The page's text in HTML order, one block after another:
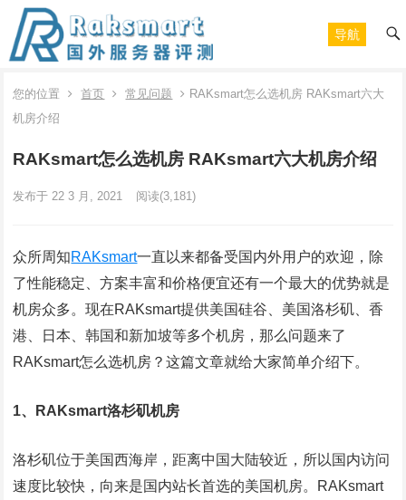
导航
您的位置 首页 常见问题
RAKsmart怎么选机房 RAKsmart六大
机房介绍
RAKsmart怎么选机房 RAKsmart六大机房介绍
发布于 22 3 月, 2021 阅读(3,181)
众所周知RAKsmart一直以来都备受国内外用户的欢迎，除
了性能稳定、方案丰富和价格便宜还有一个最大的优势就是
机房众多。现在RAKsmart提供美国硅谷、美国洛杉矶、香
港、日本、韩国和新加坡等多个机房，那么问题来了
RAKsmart怎么选机房？这篇文章就给大家简单介绍下。
1、RAKsmart洛杉矶机房
洛杉矶位于美国西海岸，距离中国大陆较近，所以国内访问
速度比较快，向来是国内站长首选的美国机房。RAKsmart